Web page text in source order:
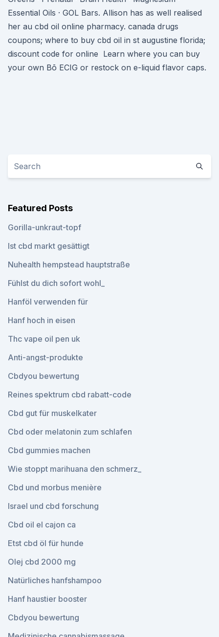
Essential Oils · GOL Bars. Allison has as well realised
her au cbd oil online pharmacy. canada drugs
coupons; where to buy cbd oil in st augustine florida;
discount code for online Learn where you can buy
your own Bō ECIG or restock on e-liquid flavor caps.
Featured Posts
Gorilla-unkraut-topf
Ist cbd markt gesättigt
Nuhealth hempstead hauptstraße
Fühlst du dich sofort wohl_
Hanföl verwenden für
Hanf hoch in eisen
Thc vape oil pen uk
Anti-angst-produkte
Cbdyou bewertung
Reines spektrum cbd rabatt-code
Cbd gut für muskelkater
Cbd oder melatonin zum schlafen
Cbd gummies machen
Wie stoppt marihuana den schmerz_
Cbd und morbus menière
Israel und cbd forschung
Cbd oil el cajon ca
Etst cbd öl für hunde
Olej cbd 2000 mg
Natürliches hanfshampoo
Hanf haustier booster
Cbdyou bewertung